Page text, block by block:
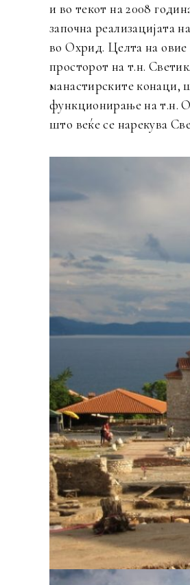
и во текот на 2008
започна реализацијата
во Охрид. Целта на
просторот на т.н.
манастирските конаци,
функционирање на т.н.
што веќе се нарекува